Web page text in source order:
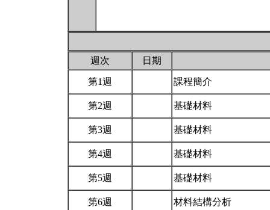
週次 日期
第1週 課程簡介
第2週 基礎材料
第3週 基礎材料
第4週 基礎材料
第5週 基礎材料
第6週 材料結構分析